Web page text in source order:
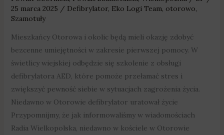
25 marca 2025 / Defibrylator, Eko Logi Team, otorowo,
Szamotuły
Mieszkańcy Otorowa i okolic będą mieli okazję zdobyć
bezcenne umiejętności w zakresie pierwszej pomocy. W
świetlicy wiejskiej odbędzie się szkolenie z obsługi
defibrylatora AED, które pomoże przełamać stres i
zwiększyć pewność siebie w sytuacjach zagrożenia życia.
Niedawno w Otorowie defibrylator uratował życie
Przypomnijmy, że jak informowaliśmy w wiadomościach
Radia Wielkopolska, niedawno w kościele w Otorowie